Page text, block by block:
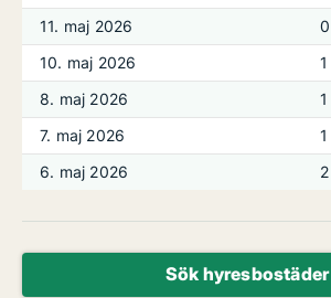
11. maj 2026
0
10. maj 2026
1
8. maj 2026
1
7. maj 2026
1
6. maj 2026
2
Sök hyresbostäder